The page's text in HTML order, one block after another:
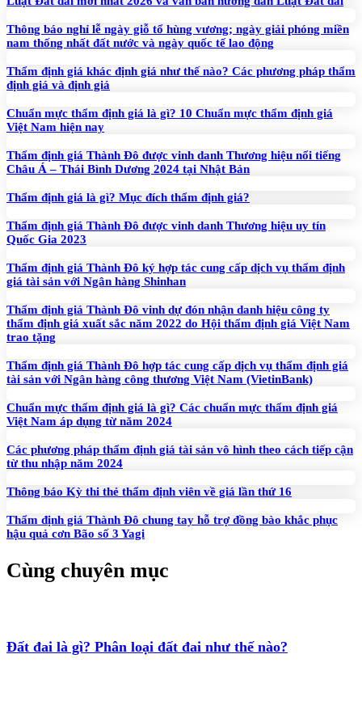
Thông báo nghỉ lễ ngày giỗ tổ hùng vương; ngày giải phóng miền
nam thống nhất đất nước và ngày quốc tế lao động
Thẩm định giá khác định giá như thế nào? Các phương pháp thẩm
định giá và định giá
Chuẩn mực thẩm định giá là gì? 10 Chuẩn mực thẩm định giá
Việt Nam hiện nay
Thẩm định giá Thành Đô được vinh danh Thương hiệu nổi tiếng
Châu Á – Thái Bình Dương 2024 tại Nhật Bản
Thẩm định giá là gì? Mục đích thẩm định giá?
Thẩm định giá Thành Đô được vinh danh Thương hiệu uy tín
Quốc Gia 2023
Thẩm định giá Thành Đô ký hợp tác cung cấp dịch vụ thẩm định
giá tài sản với Ngân hàng Shinhan
Thẩm định giá Thành Đô vinh dự đón nhận danh hiệu công ty
thẩm định giá xuất sắc năm 2022 do Hội thẩm định giá Việt Nam
trao tặng
Thẩm định giá Thành Đô hợp tác cung cấp dịch vụ thẩm định giá
tài sản với Ngân hàng công thương Việt Nam (VietinBank)
Chuẩn mực thẩm định giá là gì? Các chuẩn mực thẩm định giá
Việt Nam áp dụng từ năm 2024
Các phương pháp thẩm định giá tài sản vô hình theo cách tiếp cận
từ thu nhập năm 2024
Thông báo Kỳ thi thẻ thẩm định viên về giá lần thứ 16
Thẩm định giá Thành Đô chung tay hỗ trợ đồng bào khắc phục
hậu quả cơn Bão số 3 Yagi
Cùng chuyên mục
Đất đai là gì? Phân loại đất đai như thế nào?